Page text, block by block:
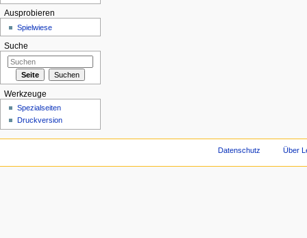
Ausprobieren
Spielwiese
Suche
Werkzeuge
Spezialseiten
Druckversion
Datenschutz Über